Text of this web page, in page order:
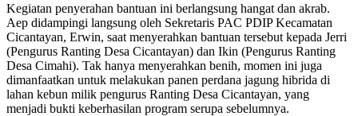
Kegiatan penyerahan bantuan ini berlangsung hangat dan akrab.
Aep didampingi langsung oleh Sekretaris PAC PDIP Kecamatan
Cicantayan, Erwin, saat menyerahkan bantuan tersebut kepada Jerri
(Pengurus Ranting Desa Cicantayan) dan Ikin (Pengurus Ranting
Desa Cimahi). Tak hanya menyerahkan benih, momen ini juga
dimanfaatkan untuk melakukan panen perdana jagung hibrida di
lahan kebun milik pengurus Ranting Desa Cicantayan, yang
menjadi bukti keberhasilan program serupa sebelumnya.